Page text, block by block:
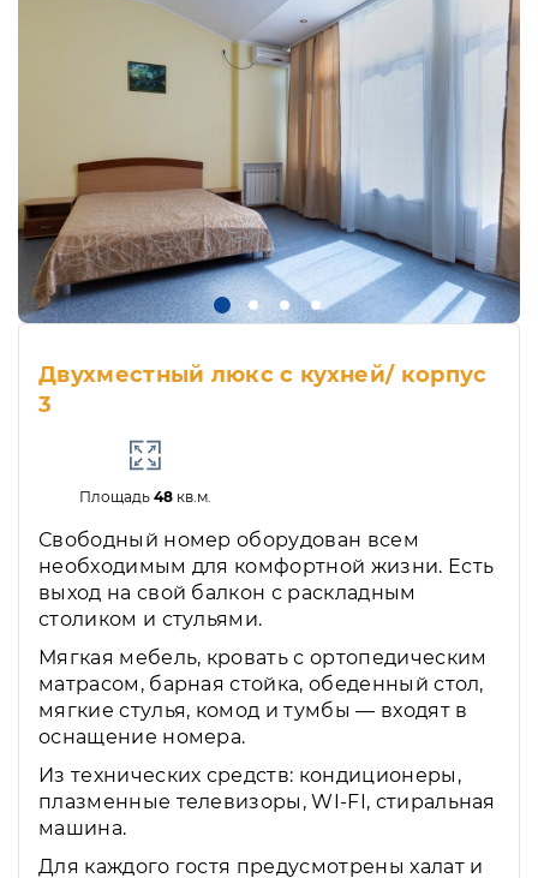
Двухместный люкс с кухней/ корпус
3
Площадь 48кв.м.
Свободный номер оборудован всем
необходимым для комфортной жизни. Есть
выход на свой балкон с раскладным
столиком и стульями.
Мягкая мебель, кровать с ортопедическим
матрасом, барная стойка, обеденный стол,
мягкие стулья, комод и тумбы — входят в
оснащение номера.
Из технических средств: кондиционеры,
плазменные телевизоры, WI-FI, стиральная
машина.
Для каждого гостя предусмотрены халат и